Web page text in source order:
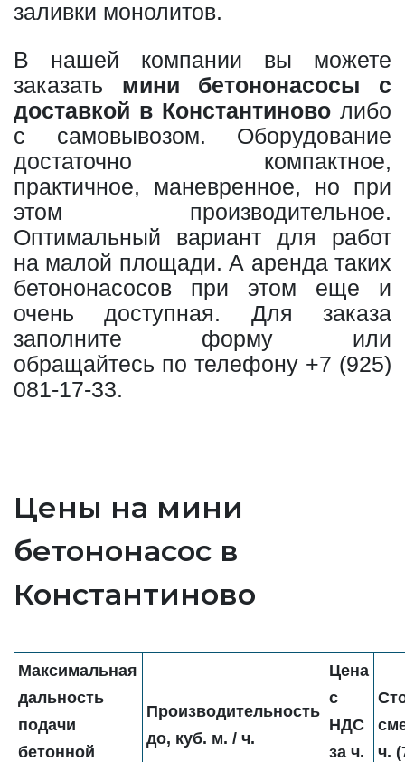
заливки монолитов.
В нашей компании вы можете
заказать мини бетононасосы с
доставкой в Константиново либо
с самовывозом. Оборудование
достаточно компактное,
практичное, маневренное, но при
этом производительное.
Оптимальный вариант для работ
на малой площади. А аренда таких
бетононасосов при этом еще и
очень доступная. Для заказа
заполните форму или
обращайтесь по телефону +7 (925)
081-17-33.
Цены на мини
бетононасос в
Константиново
Максимальная
дальность
подачи
бетонной
Производительность
до, куб. м. / ч.
Цена
с
НДС
за ч.
ч.